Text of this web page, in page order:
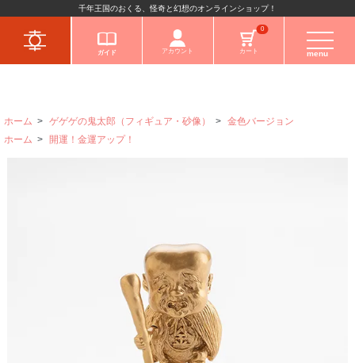
キャラクターか
千年王国のおくる、怪奇と幻想のオンラインショップ！
ガイド アカウント
0
カート menu
ホーム > ゲゲゲの鬼太郎（フィギュア・砂像） > 金色バージョン
ホーム > 開運！金運アップ！